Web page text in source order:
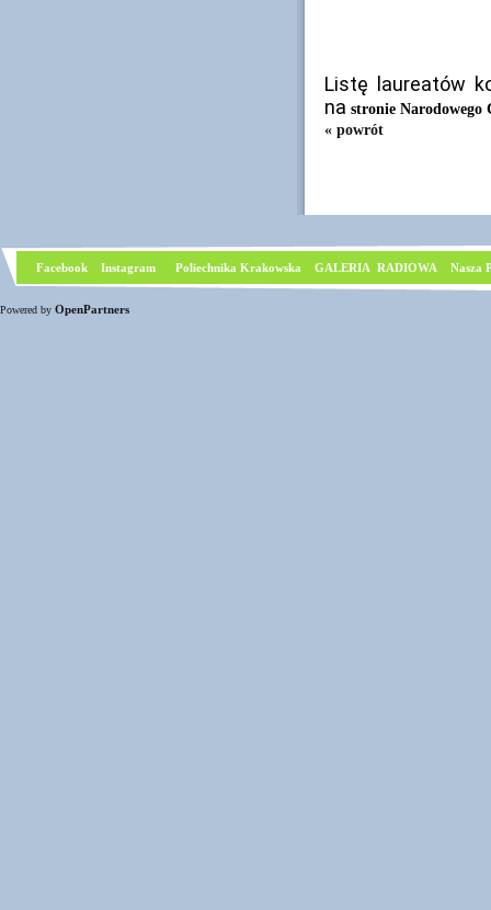
Listę laureatów
na stronie
« powrót
Facebook Instagram Poliechnika Krakowska GALERIA RADIOWA Nasza
Powered by OpenPartners